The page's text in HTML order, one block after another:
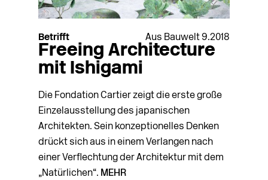
Betrifft Aus Bauwelt 9.2018
Freeing Architecture
mit Ishigami
Die Fondation Cartier zeigt die erste große
Einzelausstellung des japanischen
Architekten. Sein konzeptionelles Denken
drückt sich aus in einem Verlangen nach
einer Verflechtung der Architektur mit dem
„Natürlichen“. MEHR